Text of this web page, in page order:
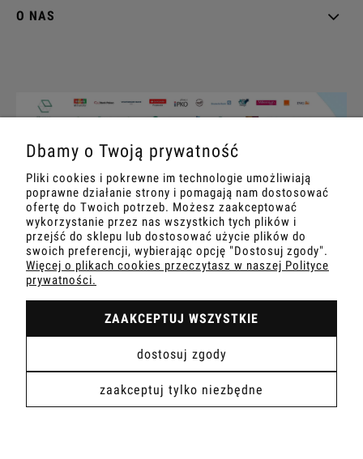
O NAS
ul. Józefa Piłsudskiego 7,
32-050 Skawina
NIP: 6772478325
Tel. 531234926
Mail:bok@decorlabs.pl
pokaż pełną wersję strony
Sklep internetowy Shoper Premium
Dbamy o Twoją prywatność
Pliki cookies i pokrewne im technologie umożliwiają
poprawne działanie strony i pomagają nam dostosować
ofertę do Twoich potrzeb. Możesz zaakceptować
wykorzystanie przez nas wszystkich tych plików i
przejść do sklepu lub dostosować użycie plików do
swoich preferencji, wybierając opcję "Dostosuj zgody".
Więcej o plikach cookies przeczytasz w naszej Polityce
prywatności.
zaakceptuj tylko niezbędne
dostosuj zgody
ZAAKCEPTUJ WSZYSTKIE